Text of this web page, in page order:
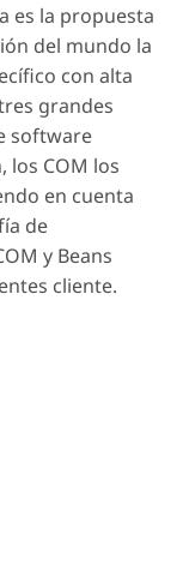
es la propuesta
del mundo la
con alta
grandes
software
los COM los
en cuenta
de
y Beans
cliente.